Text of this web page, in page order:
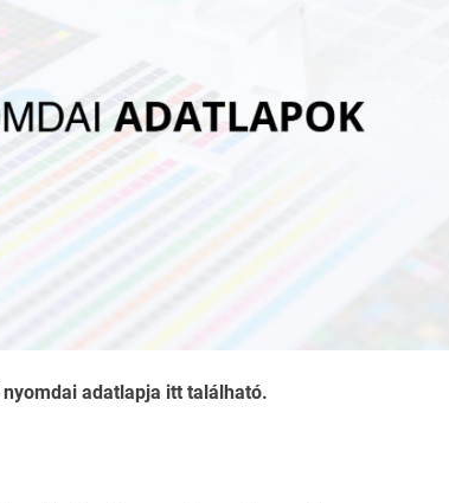
adatlapja itt található.